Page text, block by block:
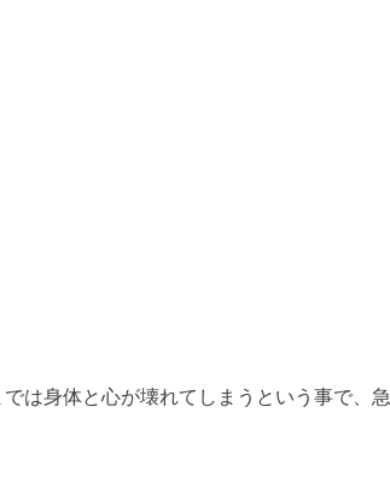
は身体と心が壊れてしまうという事で、急